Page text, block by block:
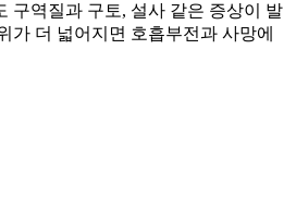
구역질과 구토, 설사 같은 증상이 발
가 더 넓어지면 호흡부전과 사망에